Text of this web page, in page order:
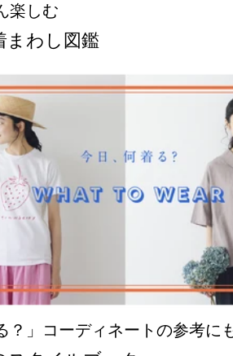
楽しむ
まわし図鑑
？」コーディネートの参考に